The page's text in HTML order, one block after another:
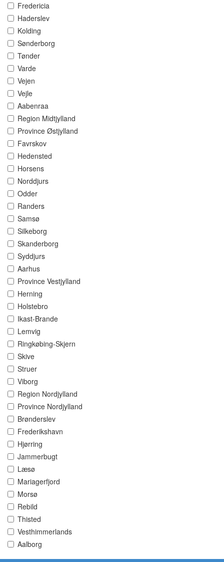
Fredericia
Haderslev
Kolding
Sønderborg
Tønder
Varde
Vejen
Vejle
Aabenraa
Region Midtjylland
Province Østjylland
Favrskov
Hedensted
Horsens
Norddjurs
Odder
Randers
Samsø
Silkeborg
Skanderborg
Syddjurs
Aarhus
Province Vestjylland
Herning
Holstebro
Ikast-Brande
Lemvig
Ringkøbing-Skjern
Skive
Struer
Viborg
Region Nordjylland
Province Nordjylland
Brønderslev
Frederikshavn
Hjørring
Jammerbugt
Læsø
Mariagerfjord
Morsø
Rebild
Thisted
Vesthimmerlands
Aalborg